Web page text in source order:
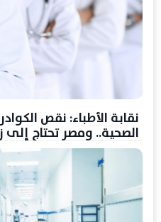
نقابة الأطباء: نقص
الصحية.. ومصر تحتاج إلى زيادة